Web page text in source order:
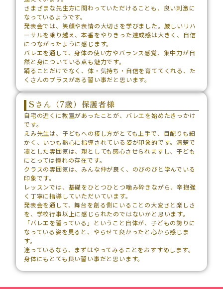
さまざまな先生方に関わっていただけることも、良い刺激に
なっているようです。
発表会では、笑顔や表情の大切さを学びました。厳しいリハ
ーサルを乗り越え、本番をやりきった達成感は大きく、自信
につながったように感じます。
バレエを通して、身体の使い方やバランス感覚、集中力が自
然と身についている点も魅力です。
踊ることだけでなく、体・気持ち・自信を育ててくれる、た
くさんのプラスがある習い事だと思います。
Sさん（7歳）保護者様
自宅の近くに教室があったことが、バレエを始めたきっかけ
です。
えみ先生は、子どもへの接し方がとても上手で、目配りも細
かく、いつも熱心に指導されている姿が印象的です。清楚で
凛とした雰囲気は、親としても感心させられますし、子ども
にとっては憧れの存在です。
クラスの雰囲気は、みんな仲が良く、のびのびと学んでいる
印象です。
レッスンでは、基礎をひとつひとつ噛み砕きながら、辛抱強
く丁寧に指導していただいています。
発表会を通して、舞台を創る側にいることの大変さと楽しさ
を、学校行事以上に感じられたのではないかと思います。
「バレエを習っている」ということ自体が、子どもの誇りに
なっている姿を見ると、やらせて良かったと心から感じま
す。
迷っているなら、まずはやってみることをおすすめします。
身体にもとても良い習い事だと思います。